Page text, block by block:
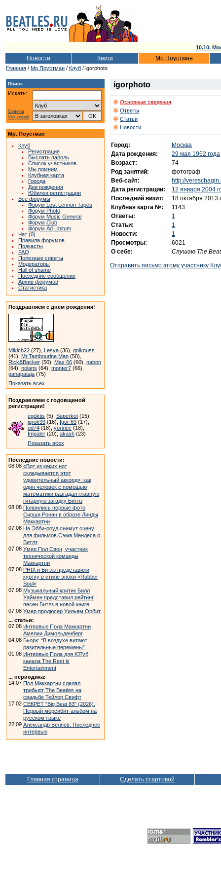
10.10.
Новости Книги Мр.Поустман
Главная / Мр.Поустман / Клуб / igorphoto
Поиск
Искать:
Советы
Vox populi
Мр. Поустман
Клуб
Регистрация
Выслать пароль
Список участников
Мы помним
Клубная карта
Города
Дни рождения
Юбилеи регистрации
Все форумы
Форум Lost Lennon Tapes
Форум Photo
Форум Music General
Форум Club
Форум Ad Libitum
Чат (0)
Правила форумов
Подкасты
FAQ
Полезные советы
Модераторы
Hall of shame
Последние сообщения
Архив форумов
Статистика
Поздравляем с днем рождения!
Mikich22 (27), Lesya (36), gniknuss
(41), Mr.Tambourine Man (50),
Rick&Backer (50), Max 66 (60), nabon
(64), nolans (64), monter7 (66),
ganapataja (75)
Показать всех
Поздравляем с годовщиной
регистрации!
egoktis (5), Superkot (15),
igrok99 (16), Igor 63 (17),
od74 (18), уоллес (18),
Impaler (20), akash (23)
Показать всех
Последние новости:
08.08 «Вот из каких нот
складывается этот
удивительный аккорд»: как
один человек с помощью
математики разгадал главную
гитарную загадку Битлз
08.08 Появились первые фото
Сирши Ронан в образе Линды
Маккартни
07.08 На Эбби-роуд снимут сцену
для фильмов Сэма Мендеса о
Битлз
07.08 Умер Пол Свон, участник
технической команды
Маккартни
07.08 PHIX и Битлз представили
куртку в стиле эпохи «Rubber
Soul»
07.08 Музыкальный критик Билл
Уаймен представил рейтинг
песен Битлз в новой книге
07.08 Умер продюсер Уильям Орбит
... статьи:
07.08 Интервью Пола Маккартни
Амелии Димольденберг
04.08 Бьорк: “В воздухе витают
разительные перемены”
01.08 Интервью Пола для ЮТуб
канала The Rest is
Entertainment
... периодика:
14.07 Пол Маккартни сделал
трибьют The Beatles на
свадьбе Тейлор Свифт
17.02 СЕКРЕТ "Big Beat 83" (2026).
Первый мерсибит-альбом на
русском языке
22.09 Александр Беляев. Последнее
интервью
igorphoto
Основные сведения
Ответы
Статьи
Новости
Город:
Москва
Дата рождения:
29 мая 1952 года
Возраст:
74
Род занятий:
фотограф
Веб-сайт:
http://
Дата регистрации:
12 января 2004
Последний визит:
18 октября 2013
Клубная карта №:
1143
Ответы:
1
Статьи:
1
Новости:
1
Просмотры:
6021
О себе:
Слушаю The
Отправить письмо этому участнику
Главная страница Сделать стартовой